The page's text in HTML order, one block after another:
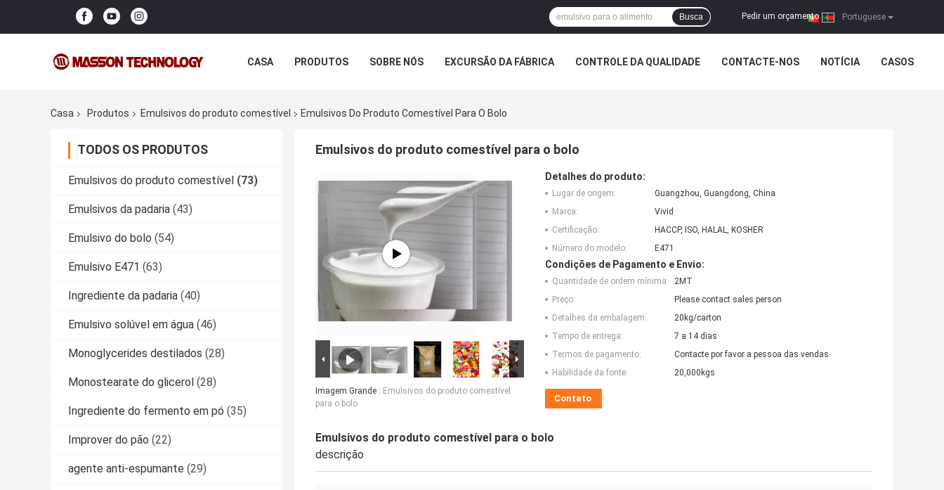
Portuguese
Pedir um orçamento |
Busca
CASA PRODUTOS SOBRE NÓS EXCURSÃO DA FÁBRICA CONTROLE DA QUALIDADE CONTACTE-NOS NOTÍCIA CASOS
Casa Produtos Emulsivos do produto comestível Emulsivos Do Produto Comestível Para O Bolo
TODOS OS PRODUTOS
Emulsivos do produto comestível (73)
Emulsivos da padaria (43)
Emulsivo do bolo (54)
Emulsivo E471 (63)
Ingrediente da padaria (40)
Emulsivo solúvel em água (46)
Monoglycerides destilados (28)
Monostearate do glicerol (28)
Ingrediente do fermento em pó (35)
Improver do pão (22)
agente anti-espumante (29)
Emulsivos do produto comestível para o bolo
Imagem Grande : Emulsivos do produto comestível
para o bolo
Detalhes do produto:
Lugar de origem:
Guangzhou, Guangdong, China
Marca:
Vivid
Certificação:
HACCP, ISO, HALAL, KOSHER
Número do modelo:
E471
Condições de Pagamento e Envio:
Quantidade de ordem mínima:
2MT
Preço:
Please contact sales person
Detalhes da embalagem:
20kg/carton
Tempo de entrega:
7 a 14 dias
Termos de pagamento:
Contacte por favor a pessoa das vendas
Habilidade da fonte:
20,000kgs
Contato
Emulsivos do produto comestível para o bolo
descrição